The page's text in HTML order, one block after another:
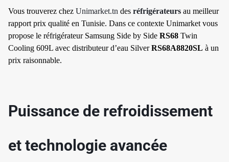
Vous trouverez chez Unimarket.tn des réfrigérateurs au meilleur
rapport prix qualité en Tunisie. Dans ce contexte Unimarket vous
propose le réfrigérateur Samsung Side by Side RS68 Twin
Cooling 609L avec distributeur d’eau SilverRS68A8820SL à un
prix raisonnable.
Puissance de refroidissement
et technologie avancée